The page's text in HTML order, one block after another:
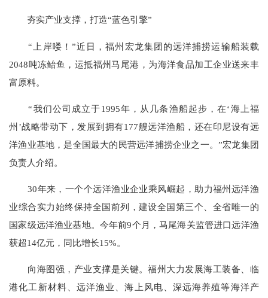
夯实产业支撑，打造“蓝色引擎”
“上岸喽！”近日，福州宏龙集团的远洋捕捞运输船装载
2048吨冻鲐鱼，运抵福州马尾港，为海洋食品加工企业送来丰
富原料。
“我们公司成立于1995年，从几条渔船起步，在‘海上福
州’战略带动下，发展到拥有177艘远洋渔船，还在印尼设有远
洋渔业基地，是全国最大的民营远洋捕捞企业之一。”宏龙集团
负责人介绍。
30年来，一个个远洋渔业企业乘风崛起，助力福州远洋渔
业综合实力始终保持全国前列，建设全国第三个、全省唯一的
国家级远洋渔业基地。今年前9个月，马尾海关监管进口远洋渔
获超14亿元，同比增长15%。
向海图强，产业支撑是关键。福州大力发展海工装备、临
港化工新材料、远洋渔业、海上风电、深远海养殖等海洋产